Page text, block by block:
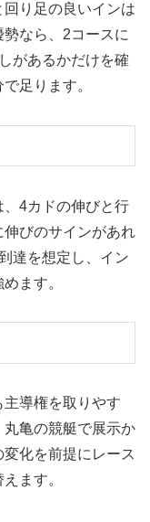
り足の良いインは
なら、2コースに
があるかだけを確
足ります。
4カドの伸びと行
びのサインがあれ
達を想定し、イン
ます。
導権を取りやす
丸亀の競艇で展示か
化を前提にレース
ます。